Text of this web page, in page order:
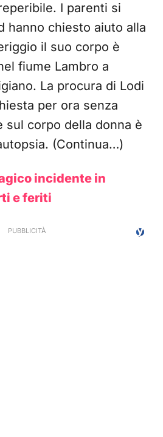
I parenti si
hanno chiesto aiuto alla
il suo corpo è
fiume Lambro a
La procura di Lodi
per ora senza
sul corpo della donna è
(Continua…)
incidente in
e feriti